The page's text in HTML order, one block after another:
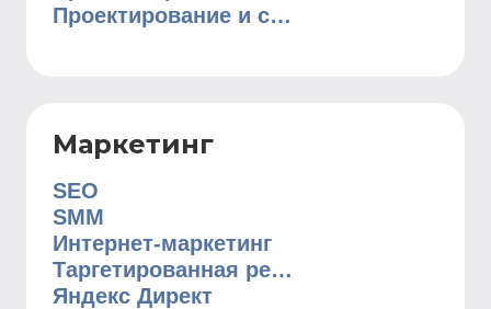
Проектирование и строительство домов
Маркетинг
SEO
SMM
Интернет-маркетинг
Таргетированная реклама
Яндекс Директ